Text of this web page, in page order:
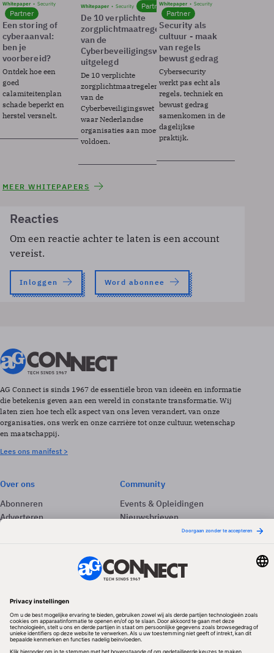
Whitepaper Security
Partner
Een storing of
cyberaanval:
ben je
voorbereid?
Ontdek hoe een
goed
calamiteitenplan
schade beperkt en
herstel versnelt.
Whitepaper Security Partner
De 10 verplichte
zorgplichtmaatregelen
van de
Cyberbeveiligingswet
uitgelegd
De 10 verplichte
zorgplichtmaatregelen
van de
Cyberbeveiligingswet
waar Nederlandse
organisaties aan moeten
voldoen.
Whitepaper Security
Partner
Security als
cultuur - maak
van regels
bewust gedrag
Cybersecurity
werkt pas echt als
regels, techniek en
bewust gedrag
samenkomen in de
dagelijkse
praktijk.
MEER WHITEPAPERS
Reacties
Om een reactie achter te laten is een account
vereist.
Inloggen Word abonnee
AG Connect is sinds 1967 de essentiële bron van ideeën en informatie
die betekenis geven aan een wereld in constante transformatie. Wij
laten zien hoe tech elk aspect van ons leven verandert, van onze
organisaties, ons werk en onze carrière tot onze cultuur, wetenschap
en maatschappij.
Lees ons manifest >
Over ons
Abonneren
Adverteren
Community
Events & Opleidingen
Nieuwsbrieven
Volg ons